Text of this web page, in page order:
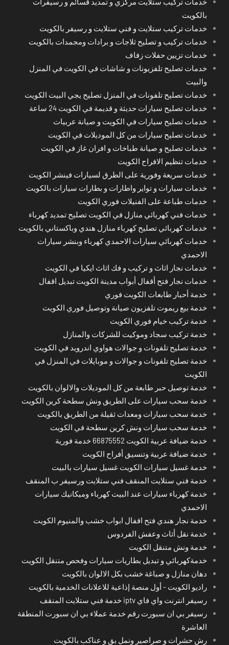
بالكويت
خدمات تركيب ستلايت و فني ستلايت و رسيفر بالكويت
خدمات تركيب و تصليح ثلاجات و برادات ومجمدات بالكويت
خدمات تزيين حفلات زفاف
خدمات تصليح تلفزيونات و شاشات في الكويت في المنزل
والبيت
خدمات تصليح تلفونات في المنزل تصليح يجي البيت الكويت
خدمات تصليح سيارات حديثة و قديمة في الكويت 24 ساعة
خدمات تصليح سيارات في الكويت و صيانة عربيات
خدمات تصليح سيارات من كل الموديلات في الكويت
خدمات تصليح و صيانة طباخات و افران غاز في الكويت
خدمات تنظيم الافراح الكويت
خدمات سريعة وفورية على الطرق لسيارات فينشر الكويت
خدمات سيارات و تواير واطارات و بطارات سيارات بالكويت
خدمات طباعة على الفنيلات فوري الكويت
خدمات فني كهربائي منازل في الكويت تصليح تمديد كهرباء
خدمات كهربائي تصليح كهرباء منازل هندي وباكستاني بالكويت
خدمات كهربائي سيارات الاحمدي كهرباء وبنشر سيارات
الاحمدي
خدمات نجار اثاث و تركيب و فك اثاث ايكيا في الكويت
خدمات نجار فتح أقفال أبواب مدينة الكويت تبديل اقفال
خدمة أحبار طابعات الكويت فوري
خدمة بيع ريموت تلفزيون صيانة وتوصيل فوري الكويت
خدمة تركيب خيام فوري الكويت
خدمة تركيب سجاد وموكيت للشركات والمنازل
خدمة تصليح تلفونات و جوالات هواوي اندرويد في الكويت
خدمة تصليح تلفونات و جوالات و موبايلات في المنزل في
الكويت
خدمة توصيل حبر طابعة من كل الموديلات والالوان بالكويت
خدمة سحب سيارات على الطريق ونش سطحة كرين الكويت
خدمة سحب سيارات ومعدات ثقيلة من الطريق بالكويت
خدمة سحب سيارات ونش كرين سطحة في الكويت
خدمة ضيافة عربية الكويت 66875552 خدمة فورية
خدمة ضيافة عربية وتنسيق أفراح الكويت
خدمة غسيل سيارات الكويت غسيل سيارات بالبيت
خدمة فني ستلايت المنقف فني ستلايت ورسيفر ب المنقف
خدمة كهرباء سيارات عند البيت كهرباء وميكانيك سيارات
الاحمدي
خدمة نجار هندي فتح اقفال ابواب خشب والمنيوم الكويت
خدمة نقل أثاث وعفش الفردوس
خدمة ونش متنقل الكويت
خدمةكهربائي و تبديل بطاريات سيارات وفحص متنقل الكويت
دهان منازل و صباغة خشب بكل الالوان بالكويت
راديو الكويت - أول منصة إذاعية للاعلانات الخدمية بالكويت
رسيفر انترنت واي فاي iptv خدمة فني ستلايت المنقف
رسيفر بي ان سبورت رقم خدمة عملاء بي ان سبورت المنطقة
العاشرة
رش حشرات و صراصير ونمل بق و عناكب بالكويت